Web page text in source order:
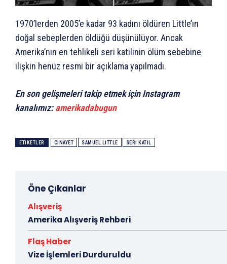
1970’lerden 2005’e kadar 93 kadını öldüren Little’ın
doğal sebeplerden öldüğü düşünülüyor. Ancak
Amerika’nın en tehlikeli seri katilinin ölüm sebebine
ilişkin henüz resmi bir açıklama yapılmadı.
En son gelişmeleri takip etmek için Instagram
kanalımız:amerikadabugun
ETIKETLER CINAYET SAMUEL LITTLE SERI KATIL
Öne Çıkanlar
Alışveriş
Amerika Alışveriş Rehberi
Flaş Haber
Vize İşlemleri Durduruldu